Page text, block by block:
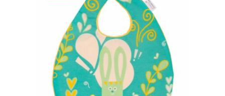
Lire la suite